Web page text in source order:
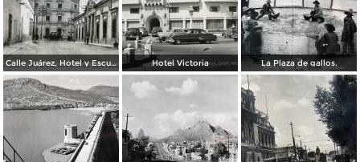
Calle Juárez, Hotel y Escuela Oficial No. 136 Hotel Victoria La Plaza de gallos.